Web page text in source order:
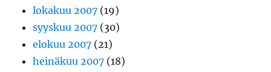
lokakuu 2007 (19)
syyskuu 2007 (30)
elokuu 2007 (21)
heinäkuu 2007 (18)